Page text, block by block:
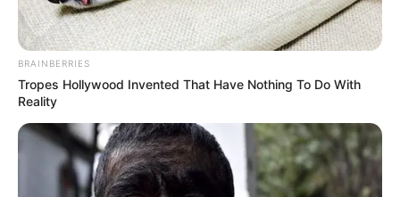
BRAINBERRIES
Tropes Hollywood Invented That Have Nothing To Do With
Reality